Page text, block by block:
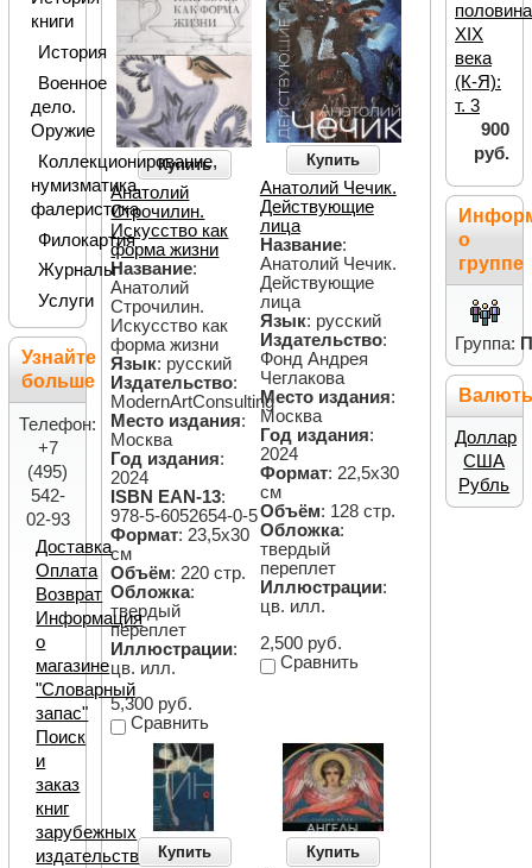
Купить
Анатолий
Строчилин.
Искусство как
форма жизни
Название:
Анатолий
Строчилин.
Искусство как
форма жизни
Язык: русский
Издательство:
ModernArtConsulting
Место издания:
Москва
Год издания:
2024
ISBN EAN-13:
978-5-6052654-0-5
Формат: 23,5х30
см
Объём: 220 стр.
Обложка:
твердый
переплет
Иллюстрации:
цв. илл.
5,300 руб.
Сравнить
Купить
Анатолий Чечик.
Действующие
лица
Название:
Анатолий Чечик.
Действующие
лица
Язык: русский
Издательство:
Фонд Андрея
Чеглакова
Место издания:
Москва
Год издания:
2024
Формат: 22,5х30
см
Объём: 128 стр.
Обложка:
твердый
переплет
Иллюстрации:
цв. илл.
2,500 руб.
Сравнить
Купить Купить
книги
История
Военное
дело.
Оружие
Коллекционирование,
нумизматика,
фалеристика
Филокартия
Журналы
Услуги
Узнайте
больше
Телефон:
+7
(495)
542-
02-93
Доставка
Оплата
Возврат
Информация
о
магазине
"Словарный
запас"
Поиск
и
заказ
книг
зарубежных
издательств
половина
XIX
века
(К-Я):
т. 3
900
руб.
о
группе
Группа:
Доллар
США
Рубль